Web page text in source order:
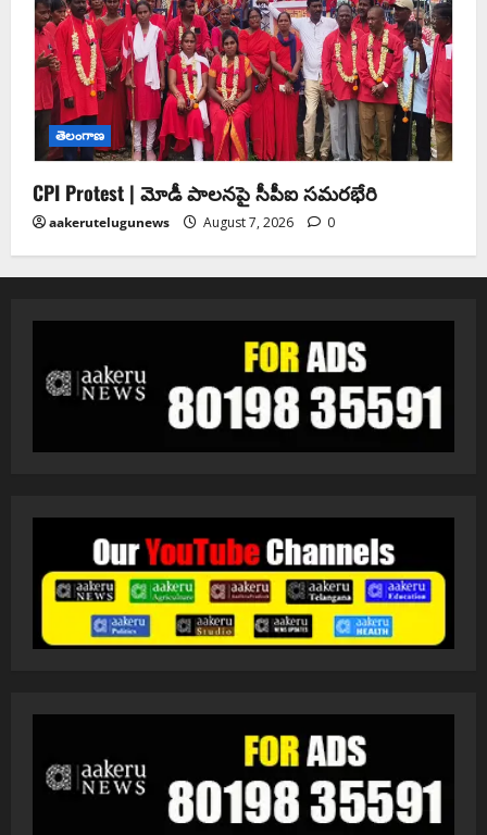
తెలంగాణ
CPI Protest | మోడీ పాలనపై సీపీఐ సమరభేరి
aakerutelugunews August 7, 2026 0